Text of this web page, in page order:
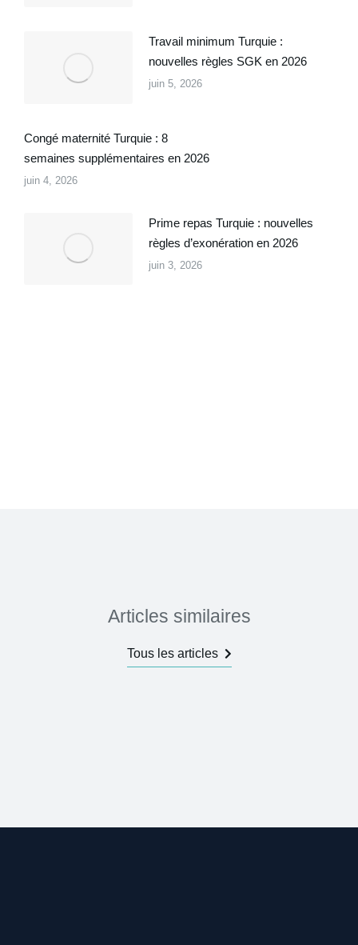
Travail minimum Turquie :
nouvelles règles SGK en 2026
juin 5, 2026
Congé maternité Turquie : 8
semaines supplémentaires en 2026
juin 4, 2026
Prime repas Turquie : nouvelles
règles d’exonération en 2026
juin 3, 2026
Articles similaires
Tous les articles